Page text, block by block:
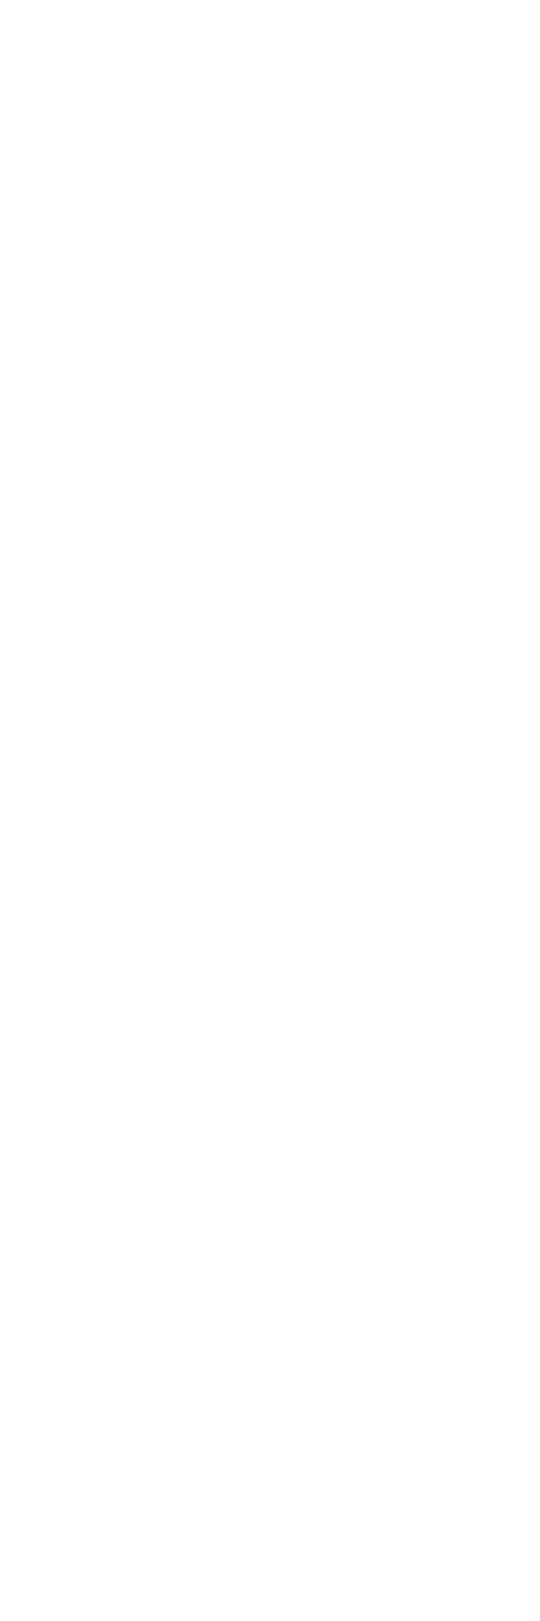
magazzinaggio
logistica,
logistica, addetti
e dei loro
elettrici
di sicurezza generali